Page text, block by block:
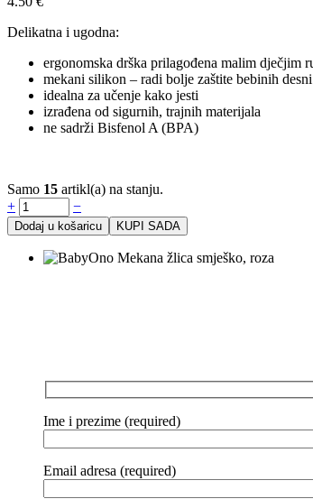
Delikatna i ugodna:
ergonomska drška prilagođena malim dječjim
mekani silikon – radi bolje zaštite bebinih desni
idealna za učenje kako jesti
izrađena od sigurnih, trajnih materijala
ne sadrži Bisfenol A (BPA)
Samo 15 artikl(a) na stanju.
+
−
Dodaj u košaricu KUPI SADA
Ime i prezime (required)
Email adresa (required)